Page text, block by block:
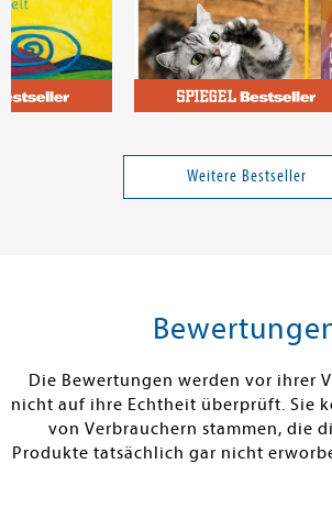
Katzen-Clicker-Box
Warenkorb
Weitere Bestseller
Die Bewertungen werden vor ihrer
nicht auf ihre Echtheit überprüft. Sie
von Verbrauchern stammen, die
Produkte tatsächlich gar nicht